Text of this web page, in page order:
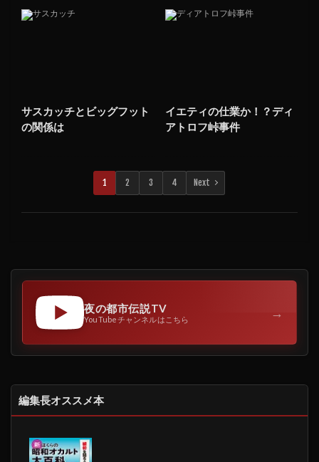
サスカッチとビッグフット
の関係は
イエティの仕業か！？ディ
アトロフ峠事件
1 2 3 4 Next
夜の都市伝説TV
YouTubeチャンネルはこちら →
編集長オススメ本